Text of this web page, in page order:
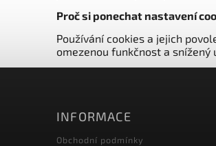
Proč si ponechat nastavení
Používání cookies a jejich
omezenou funkčnost a
INFORMACE
Obchodní podmínky